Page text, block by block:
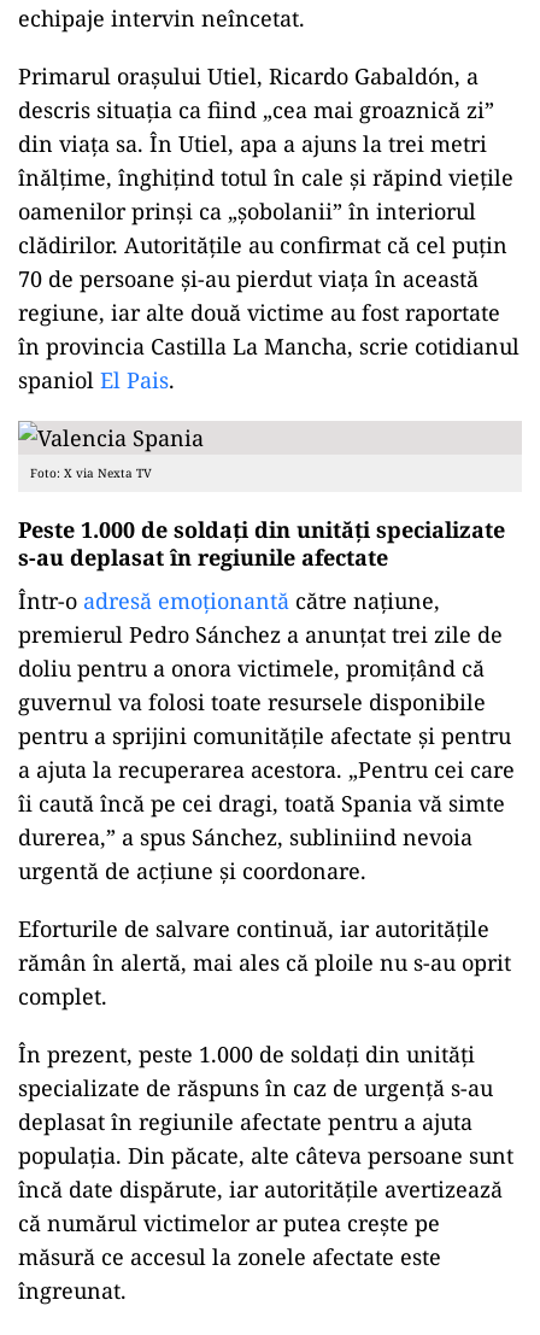
echipaje intervin neîncetat.
Primarul orașului Utiel, Ricardo Gabaldón, a
descris situația ca fiind „cea mai groaznică zi”
din viața sa. În Utiel, apa a ajuns la trei metri
înălțime, înghițind totul în cale și răpind viețile
oamenilor prinși ca „șobolanii” în interiorul
clădirilor. Autoritățile au confirmat că cel puțin
70 de persoane și-au pierdut viața în această
regiune, iar alte două victime au fost raportate
în provincia Castilla La Mancha, scrie cotidianul
spaniol El Pais.
Foto: X via Nexta TV
Peste 1.000 de soldați din unități specializate
s-au deplasat în regiunile afectate
Într-o adresă emoționantă către națiune,
premierul Pedro Sánchez a anunțat trei zile de
doliu pentru a onora victimele, promițând că
guvernul va folosi toate resursele disponibile
pentru a sprijini comunitățile afectate și pentru
a ajuta la recuperarea acestora. „Pentru cei care
îi caută încă pe cei dragi, toată Spania vă simte
durerea,” a spus Sánchez, subliniind nevoia
urgentă de acțiune și coordonare.
Eforturile de salvare continuă, iar autoritățile
rămân în alertă, mai ales că ploile nu s-au oprit
complet.
În prezent, peste 1.000 de soldați din unități
specializate de răspuns în caz de urgență s-au
deplasat în regiunile afectate pentru a ajuta
populația. Din păcate, alte câteva persoane sunt
încă date dispărute, iar autoritățile avertizează
că numărul victimelor ar putea crește pe
măsură ce accesul la zonele afectate este
îngreunat.